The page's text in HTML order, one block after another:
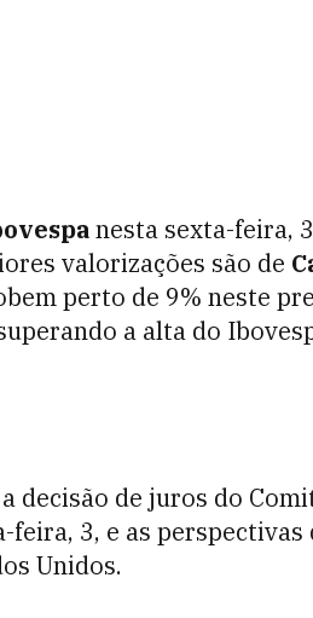
nesta sexta-feira,
valorizações são de
perto de 9% neste
a alta do
decisão de juros do
3, e as perspectivas
Unidos.